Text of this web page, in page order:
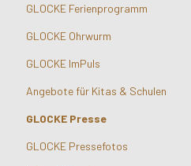
GLOCKE Ferienprogramm
GLOCKE Ohrwurm
GLOCKE ImPuls
Angebote für Kitas & Schulen
GLOCKE Presse
GLOCKE Pressefotos